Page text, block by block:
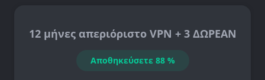
12 μήνες απεριόριστο VPN + 3 ΔΩΡΕΑΝ
Αποθηκεύσετε 88 %